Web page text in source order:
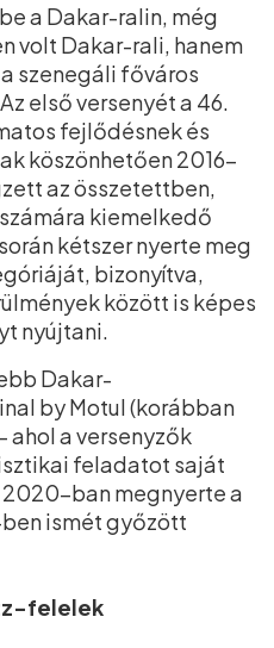
a Dakar-ralin, még
volt Dakar-rali, hanem
szenegáli főváros
első versenyét a 46.
fejlődésnek és
köszönhetően 2016-
az összetettben,
kiemelkedő
kétszer nyerte meg
bizonyítva,
között is képes
nyújtani.
Dakar-
by Motul (korábban
ahol a versenyzők
feladatot saját
2020-ban megnyerte a
ismét győzött
felelek